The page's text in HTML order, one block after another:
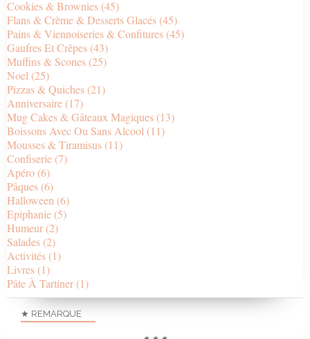
Cookies & Brownies (45)
Flans & Crème & Desserts Glacés (45)
Pains & Viennoiseries & Confitures (45)
Gaufres Et Crêpes (43)
Muffins & Scones (25)
Noel (25)
Pizzas & Quiches (21)
Anniversaire (17)
Mug Cakes & Gâteaux Magiques (13)
Boissons Avec Ou Sans Alcool (11)
Mousses & Tiramisus (11)
Confiserie (7)
Apéro (6)
Pâques (6)
Halloween (6)
Epiphanie (5)
Humeur (2)
Salades (2)
Activités (1)
Livres (1)
Pâte À Tartiner (1)
★ REMARQUE